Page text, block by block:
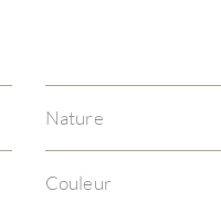
Nature
Couleur